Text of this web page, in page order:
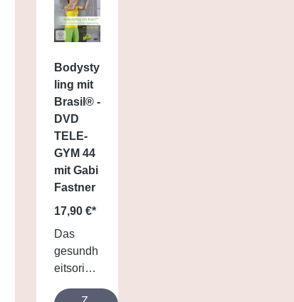
Bodysty
ling mit
Brasil® -
DVD
TELE-
GYM 44
mit Gabi
Fastner
17,90 €*
Das
gesundh
eitsorient